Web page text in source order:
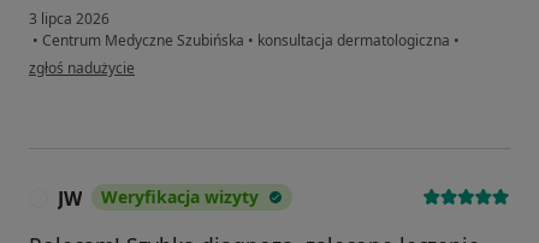
3 lipca 2026
• Centrum Medyczne Szubińska • konsultacja dermatologiczna •
w opinii użytkownika Anetta
zgłoś nadużycie
JW Weryfikacja wizyty